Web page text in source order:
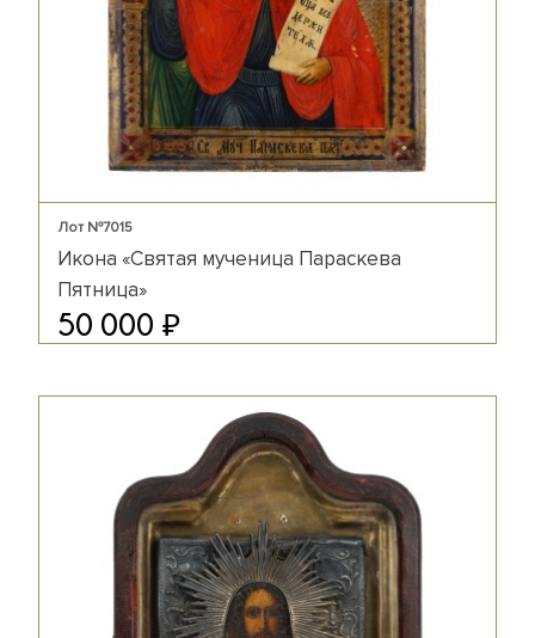
Лот №7015
Икона «Святая мученица Параскева
Пятница»
50 000 ₽